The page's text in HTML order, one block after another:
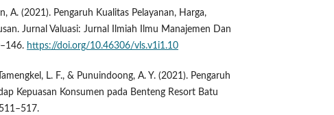
A. (2021). Pengaruh Kualitas Pelayanan, Harga,
Jurnal Valuasi: Jurnal Ilmiah Ilmu Manajemen Dan
https://doi.org/10.46306/vls.v1i1.10
L. F., & Punuindoong, A. Y. (2021). Pengaruh
Kepuasan Konsumen pada Benteng Resort Batu